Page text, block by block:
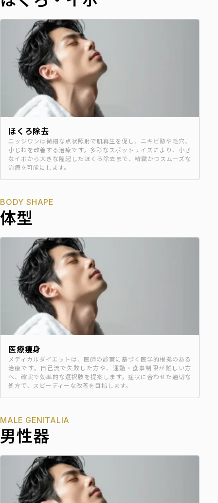
ほくろ除去
エッジワンは微細な点状照射で肌再生を促し、ニキビ跡や毛穴、
小じわを改善する治療です。多彩なスポットサイズにより、小さ
なイボから大きな隆起したほくろ除去まで、精緻かつスムーズな
治療を可能にします。
体型
BODY SHAPE
医療痩身
メディカルダイエットは、医師の診察に基づく医学的根拠のある
治療です。自己流で失敗した方や、運動・食事制限が難しい方
へ、確実で効率的な選択肢を提案します。症状に合わせた適切な
処方で、スピーディーな改善を目指します。
男性器
MALE GENITALIA